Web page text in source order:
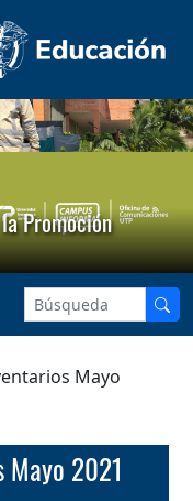
Promoción
Mayo
Mayo 2021